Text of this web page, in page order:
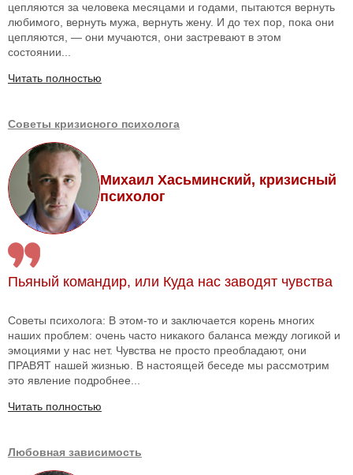
цепляются за человека месяцами и годами, пытаются вернуть
любимого, вернуть мужа, вернуть жену. И до тех пор, пока они
цепляются, — они мучаются, они застревают в этом
состоянии...
Читать полностью
Советы кризисного психолога
Михаил Хасьминский, кризисный
психолог
Пьяный командир, или Куда нас заводят чувства
Советы психолога: В этом-то и заключается корень многих
наших проблем: очень часто никакого баланса между логикой и
эмоциями у нас нет. Чувства не просто преобладают, они
ПРАВЯТ нашей жизнью. В настоящей беседе мы рассмотрим
это явление подробнее...
Читать полностью
Любовная зависимость